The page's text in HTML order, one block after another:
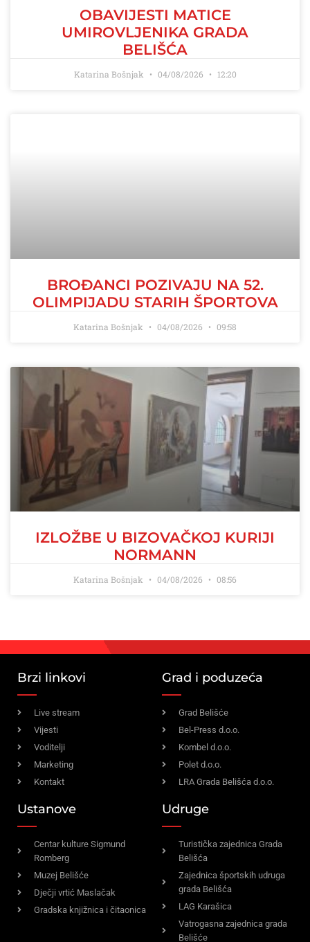
OBAVIJESTI MATICE
UMIROVLJENIKA GRADA
BELIŠĆA
Katarina Bošnjak 04/08/2026 12:20
BROĐANCI POZIVAJU NA 52.
OLIMPIJADU STARIH ŠPORTOVA
Katarina Bošnjak 04/08/2026 09:58
IZLOŽBE U BIZOVAČKOJ KURIJI
NORMANN
Katarina Bošnjak 04/08/2026 08:56
Brzi linkovi
Live stream
Vijesti
Voditelji
Marketing
Kontakt
Grad i poduzeća
Grad Belišće
Bel-Press d.o.o.
Kombel d.o.o.
Polet d.o.o.
LRA Grada Belišća d.o.o.
Ustanove
Centar kulture Sigmund
Romberg
Muzej Belišće
Dječji vrtić Maslačak
Gradska knjižnica i čitaonica
Udruge
Turistička zajednica Grada
Belišća
Zajednica športskih udruga
grada Belišća
LAG Karašica
Vatrogasna zajednica grada
Belišće